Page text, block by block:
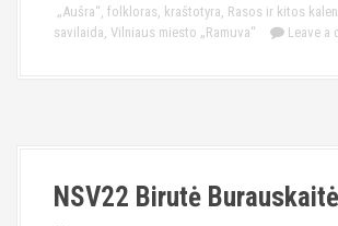
„Aušra“, folkloras, kraštotyra, Rasos ir kitos
savilaida, Vilniaus miesto „Ramuva“ Leave a
NSV22 Birutė Burauskaitė